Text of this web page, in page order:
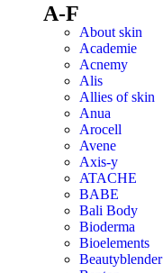
А-F
About skin
Academie
Acnemy
Alis
Allies of skin
Anua
Arocell
Avene
Axis-y
ATACHE
BABE
Bali Body
Bioderma
Bioelements
Beautyblender